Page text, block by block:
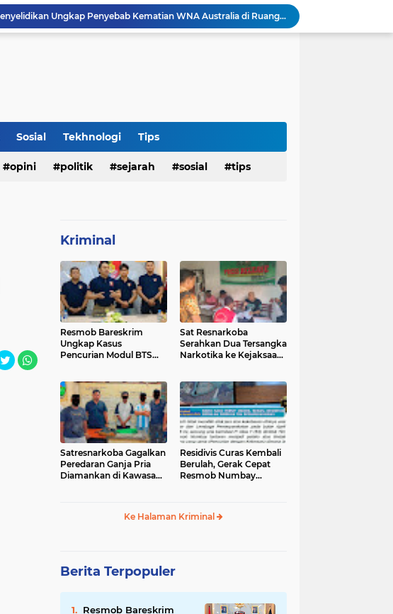
Hasil Penyelidikan Ungkap Penyebab Kematian WNA Australia di Ruang Detensi Imigrasi
Penemuan Jenazah Perempuan di Kos Denpasar Gegerkan Warga, Polisi Lakukan Penyelidikan dan Autopsi
Polres Pasuruan Tegaskan Komitmen Penegakan Disiplin, Propam Dalami Dugaan Pelanggaran Anggota
Sosial Tekhnologi Tips
opini politik sejarah sosial tips
Kriminal
Resmob Bareskrim
Ungkap Kasus
Pencurian Modul BTS
Sat Resnarkoba
Serahkan Dua Tersangka
Narkotika ke Kejaksaan
‎Satresnarkoba Gagalkan
Peredaran Ganja Pria
Diamankan di Kawasan
‎Residivis Curas Kembali
Berulah, Gerak Cepat
Resmob Numbay
Ke Halaman Kriminal
Berita Terpopuler
Resmob Bareskrim